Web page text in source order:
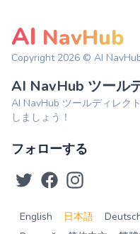
AI NavHub
Copyright 2026 © AI
AI NavHub ツール
AI NavHub ツールディレク
しましょう！
フォローする
English 日本語